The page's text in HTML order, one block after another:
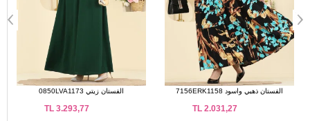
الفستان زيتي 0850LVA1173
3.293,77
الفستان ذهبي واسود 7156ERK1158
2.031,27
TL